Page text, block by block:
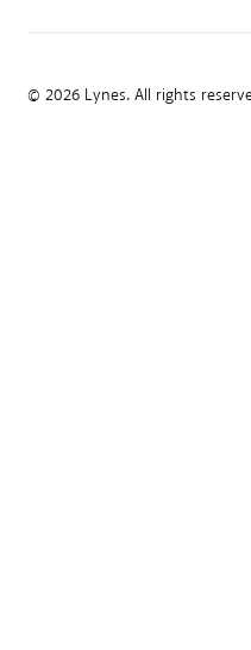
© 2026 Lynes. All rights